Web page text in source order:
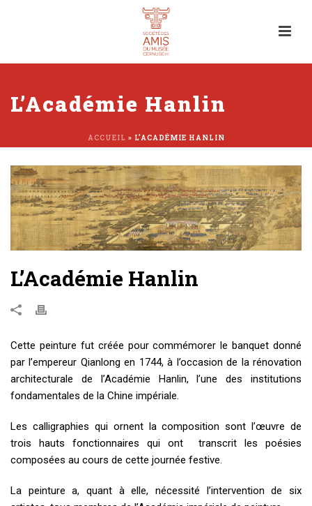
L’Académie Hanlin
ACCUEIL » L’ACADÉMIE HANLIN
L’Académie Hanlin
Cette peinture fut créée pour commémorer le banquet donné
par l’empereur Qianlong en 1744, à l’occasion de la rénovation
architecturale de l’Académie Hanlin, l’une des institutions
fondamentales de la Chine impériale.
Les calligraphies qui ornent la composition sont l’œuvre de
trois hauts fonctionnaires qui ont transcrit les poésies
composées au cours de cette journée festive.
La peinture a, quant à elle, nécessité l’intervention de six